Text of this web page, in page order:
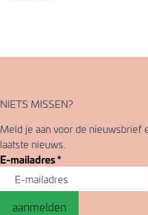
NIETS MISSEN?
Meld je aan voor de nieuwsbrief
laatste nieuws.
E-mailadres*
aanmelden